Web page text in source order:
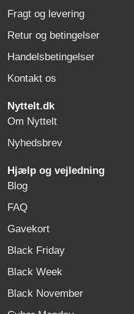
Fragt og levering
Retur og betingelser
Handelsbetingelser
Kontakt os
Nyttelt.dk
Om Nyttelt
Nyhedsbrev
Hjælp og vejledning
Blog
FAQ
Gavekort
Black Friday
Black Week
Black November